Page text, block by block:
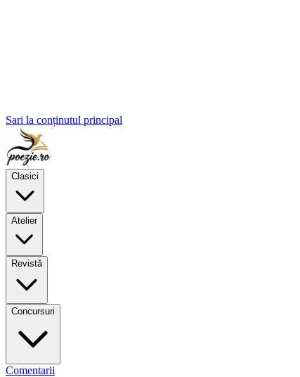
Sari la conținutul principal
Clasici
Atelier
Revistă
Concursuri
Comentarii